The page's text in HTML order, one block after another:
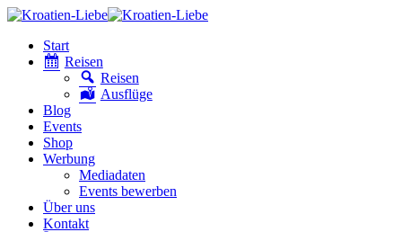
Start
Reisen
Reisen
Ausflüge
Blog
Events
Shop
Werbung
Mediadaten
Events bewerben
Über uns
Kontakt